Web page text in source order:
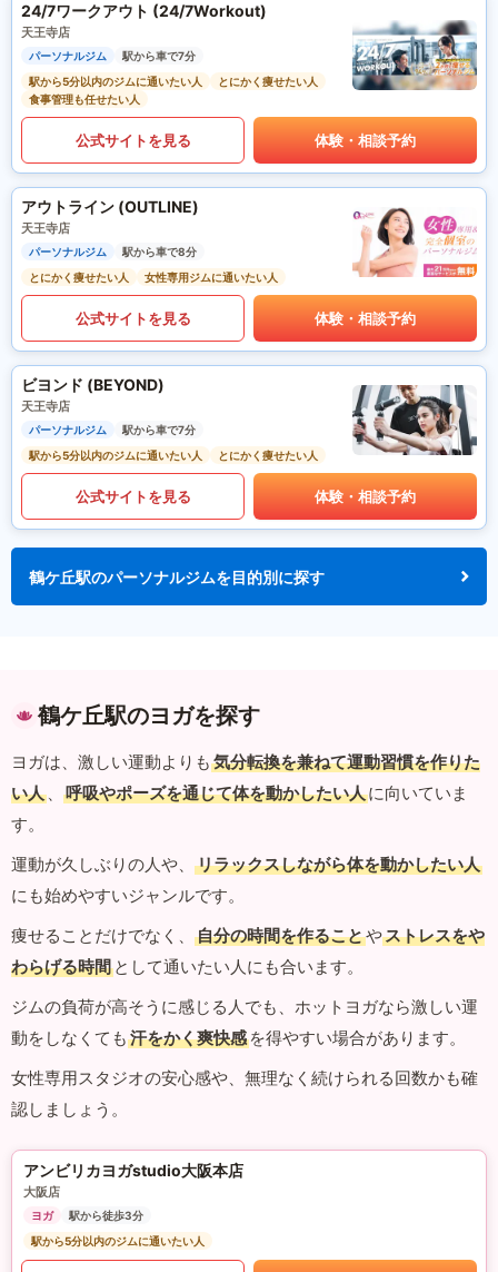
24/7ワークアウト (24/7Workout)
天王寺店
パーソナルジム
駅から車で7分
駅から5分以内のジムに通いたい人
とにかく痩せたい人
食事管理も任せたい人
公式サイトを見る 体験・相談予約
アウトライン (OUTLINE)
天王寺店
パーソナルジム
駅から車で8分
とにかく痩せたい人
女性専用ジムに通いたい人
公式サイトを見る 体験・相談予約
ビヨンド (BEYOND)
天王寺店
パーソナルジム
駅から車で7分
駅から5分以内のジムに通いたい人
とにかく痩せたい人
公式サイトを見る 体験・相談予約
鶴ケ丘駅のパーソナルジムを目的別に探す
鶴ケ丘駅のヨガを探す
ヨガは、激しい運動よりも 気分転換を兼ねて運動習慣を作りた
い人 、 呼吸やポーズを通じて体を動かしたい人に向いていま
す。
運動が久しぶりの人や、
リラックスしながら体を動かしたい人
にも始めやすいジャンルです。
痩せることだけでなく、
自分の時間を作ることやストレスをや
わらげる時間 として通いたい人にも合います。
ジムの負荷が高そうに感じる人でも、ホットヨガなら激しい運
動をしなくても 汗をかく爽快感 を得やすい場合があります。
女性専用スタジオの安心感や、無理なく続けられる回数かも確
認しましょう。
アンビリカヨガstudio大阪本店
大阪店
ヨガ
駅から徒歩3分
駅から5分以内のジムに通いたい人